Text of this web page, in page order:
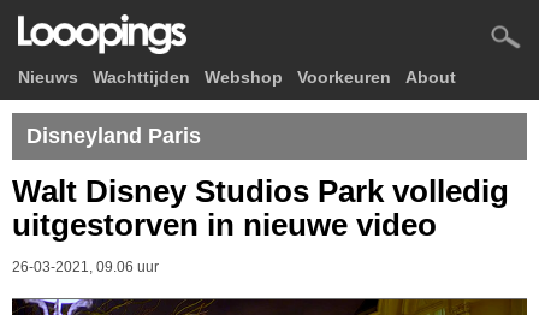
Nieuws Wachttijden Webshop Voorkeuren About
Disneyland Paris
Walt Disney Studios Park volledig
uitgestorven in nieuwe video
26-03-2021, 09.06 uur